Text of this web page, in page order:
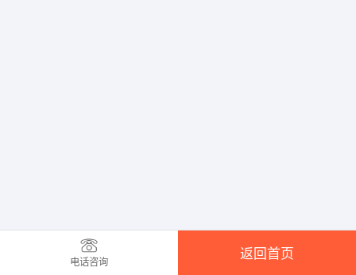
电话咨询
返回首页